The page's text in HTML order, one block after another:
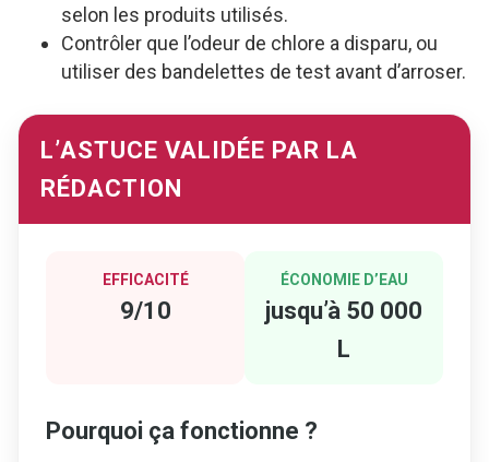
selon les produits utilisés.
Contrôler que l’odeur de chlore a disparu, ou
utiliser des bandelettes de test avant d’arroser.
L’ASTUCE VALIDÉE PAR LA
RÉDACTION
EFFICACITÉ
9/10
ÉCONOMIE D’EAU
jusqu’à 50 000
L
Pourquoi ça fonctionne ?